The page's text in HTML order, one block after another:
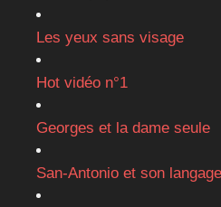
Les yeux sans visage
Hot vidéo n°1
Georges et la dame seule
San-Antonio et son